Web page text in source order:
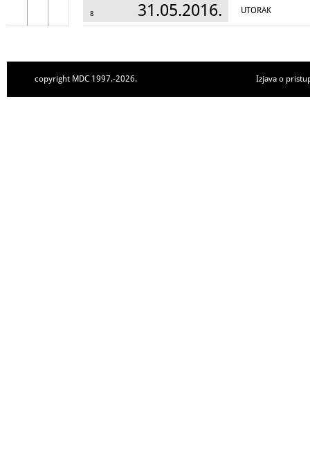
8 31.05.2016. UTORAK
copyright MDC 1997.-2026. Izjava o